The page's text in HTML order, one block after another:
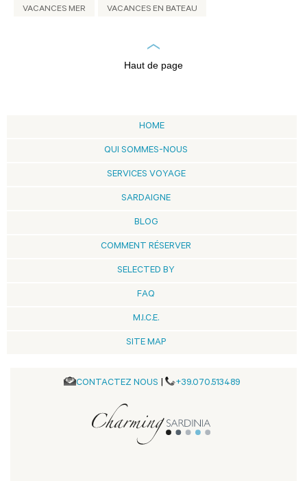
VACANCES MER VACANCES EN BATEAU
Haut de page
HOME
QUI SOMMES-NOUS
SERVICES VOYAGE
SARDAIGNE
BLOG
COMMENT RÉSERVER
SELECTED BY
FAQ
M.I.C.E.
SITE MAP
CONTACTEZ NOUS | +39.070.513489